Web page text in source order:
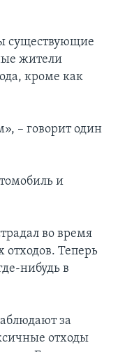
существующие
жители
кроме как
– говорит один
и
во время
Теперь
нибудь в
за
отходы